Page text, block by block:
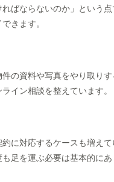
ばならないのか」という
きます。
の資料や写真をやり取り
イン相談を整えています。
に対応するケースも増え
足を運ぶ必要は基本的にあ